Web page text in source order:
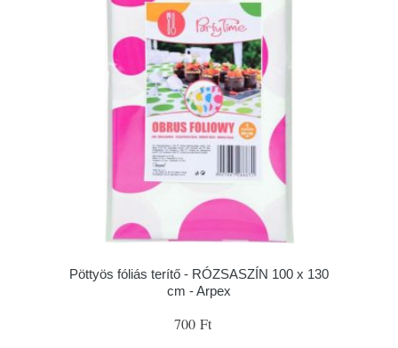
Pöttyös fóliás terítő - RÓZSASZÍN 100 x 130
cm - Arpex
700 Ft